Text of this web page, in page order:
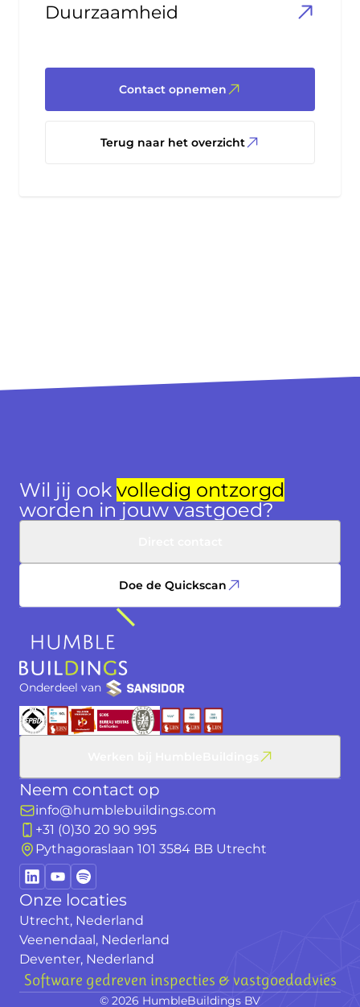
Duurzaamheid
Contact opnemen
Terug naar het overzicht
Wil jij ook volledig ontzorgd
worden in jouw vastgoed?
Doe de Quickscan
Onderdeel van
Neem contact op
info@humblebuildings.com
+31 (0)30 20 90 995
Pythagoraslaan 101 3584 BB Utrecht
Onze locaties
Utrecht, Nederland
Veenendaal, Nederland
Deventer, Nederland
Software gedreven inspecties & vastgoedadvies
© 2026 HumbleBuildings BV